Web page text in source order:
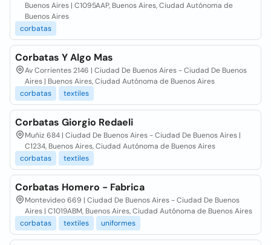
Buenos Aires | C1095AAP, Buenos Aires, Ciudad Autónoma de
Buenos Aires
corbatas
Corbatas Y Algo Mas
Av Corrientes 2146 | Ciudad De Buenos Aires - Ciudad De Buenos
Aires | Buenos Aires, Ciudad Autónoma de Buenos Aires
corbatas
textiles
Corbatas Giorgio Redaeli
Muñiz 684 | Ciudad De Buenos Aires - Ciudad De Buenos Aires |
C1234, Buenos Aires, Ciudad Autónoma de Buenos Aires
corbatas
textiles
Corbatas Homero - Fabrica
Montevideo 669 | Ciudad De Buenos Aires - Ciudad De Buenos
Aires | C1019ABM, Buenos Aires, Ciudad Autónoma de Buenos Aires
corbatas
textiles uniformes